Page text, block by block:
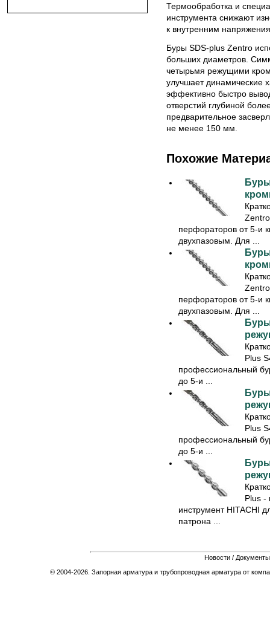
Термообработка и
инструмента снижают
к внутренним
Буры SDS-plus Zentro
больших диаметров.
четырьмя режущими
улучшает динамические
эффективно быстро
отверстий глубиной
предварительное
не менее 150 мм.
Похожие
перфораторов от 5-и
двухпазовым. Для ...
перфораторов от 5-и
двухпазовым. Для ...
Plus
профессиональный
до 5-и ...
Plus
профессиональный
до 5-и ...
Plus -
инструмент HITACHI
патрона ...
Новости / Документы
© 2004-2026. Запорная арматура и трубопроводная арматура от